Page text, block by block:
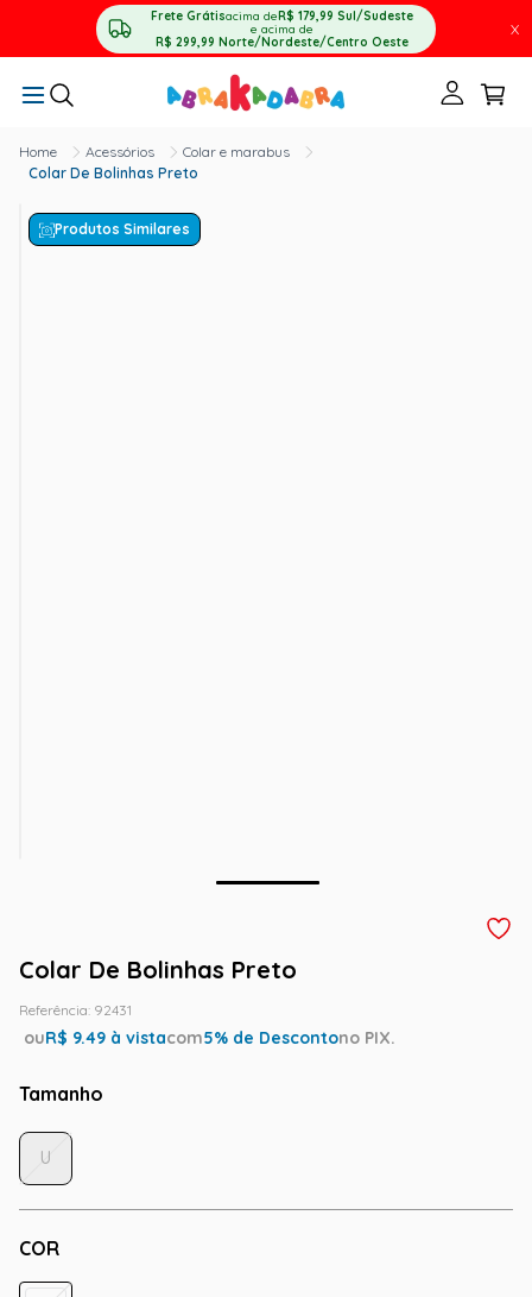
Frete Grátisacima deR$ 179,99 Sul/Sudeste
e acima de
R$ 299,99 Norte/Nordeste/Centro Oeste
X
Acessórios
Colar e marabus
Colar De Bolinhas Preto
Produtos Similares
Colar De Bolinhas Preto
Referência: 92431
ouR$ 9.49 à vistacom5% de Descontono PIX.
Tamanho
COR
U